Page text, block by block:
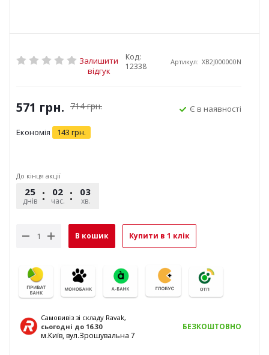
Залишити
відгук
Код:
12338
Артикул: XB2J000000N
571 грн. 714грн.
Економія 143 грн.
Є в наявності
До кінця акції
25
днів
02
час.
03
хв.
В кошик Купити в 1 клік
Самовивіз зі складу Ravak,
сьогодні до 16.30
м.Київ, вул.Зрошувальна 7
БЕЗКОШТОВНО